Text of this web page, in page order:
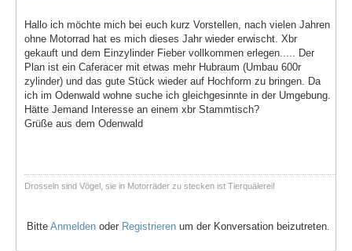
Hallo ich möchte mich bei euch kurz Vorstellen, nach vielen Jahren
ohne Motorrad hat es mich dieses Jahr wieder erwischt. Xbr
gekauft und dem Einzylinder Fieber vollkommen erlegen..... Der
Plan ist ein Caferacer mit etwas mehr Hubraum (Umbau 600r
zylinder) und das gute Stück wieder auf Hochform zu bringen. Da
ich im Odenwald wohne suche ich gleichgesinnte in der Umgebung.
Hätte Jemand Interesse an einem xbr Stammtisch?
Grüße aus dem Odenwald
Drosseln sind Vögel, sie in Motorräder zu stecken ist Tierquälerei!
Bitte Anmelden oder Registrieren um der Konversation beizutreten.